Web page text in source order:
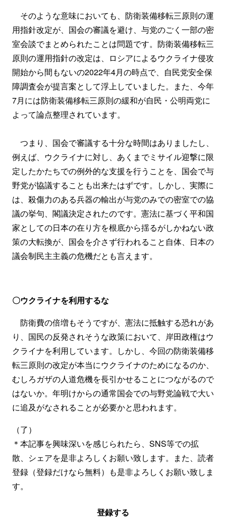
そのような意味においても、防衛装備移転三原則の運
用指針改定が、国会の審議を避け、与党のごく一部の密
室会談でまとめられたことは問題です。防衛装備移転三
原則の運用指針の改定は、ロシアによるウクライナ侵攻
開始から間もないの2022年4月の時点で、自民党安全保
障調査会が提言案として浮上していました。また、今年
7月には防衛装備移転三原則の緩和が自民・公明両党に
よって論点整理されています。
つまり、国会で審議する十分な時間はありましたし、
例えば、ウクライナに対し、あくまでミサイル迎撃に限
定したかたちでの例外的な支援を行うことを、国会で与
野党が協議することも出来たはずです。しかし、実際に
は、殺傷力のある兵器の輸出が与党のみでの密室での協
議の挙句、閣議決定されたのです。憲法に基づく平和国
家としての日本の在り方を根底から揺るがしかねない政
策の大転換が、国会を介さず行われること自体、日本の
議会制民主主義の危機だとも言えます。
〇ウクライナを利用するな
防衛費の倍増もそうですが、憲法に抵触する恐れがあ
り、国民の反発されそうな政策において、岸田政権はウ
クライナを利用しています。しかし、今回の防衛装備移
転三原則の改定が本当にウクライナのためになるのか、
むしろガザの人道危機を長引かせることにつながるので
はないか。年明けからの通常国会での与野党論戦で大い
に追及がなされることが必要かと思われます。
（了）
＊本記事を興味深いを感じられたら、SNS等での拡
散、シェアを是非よろしくお願い致します。また、読者
登録（登録だけなら無料）も是非よろしくお願い致しま
す。
登録する